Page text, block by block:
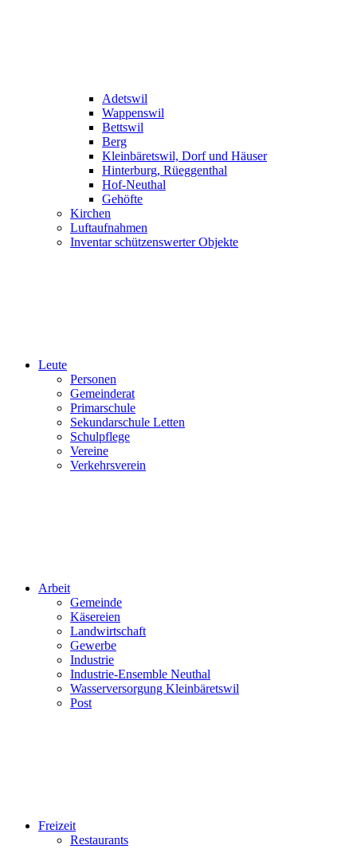
Adetswil
Wappenswil
Bettswil
Berg
Kleinbäretswil, Dorf und Häuser
Hinterburg, Rüeggenthal
Hof-Neuthal
Gehöfte
Kirchen
Luftaufnahmen
Inventar schützenswerter Objekte
Leute
Personen
Gemeinderat
Primarschule
Sekundarschule Letten
Schulpflege
Vereine
Verkehrsverein
Arbeit
Gemeinde
Käsereien
Landwirtschaft
Gewerbe
Industrie
Industrie-Ensemble Neuthal
Wasserversorgung Kleinbäretswil
Post
Freizeit
Restaurants